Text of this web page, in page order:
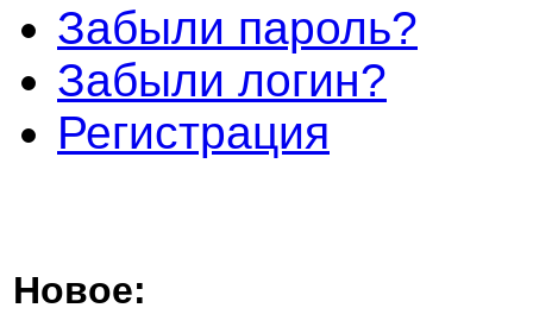
Забыли пароль?
Забыли логин?
Регистрация
Новое: